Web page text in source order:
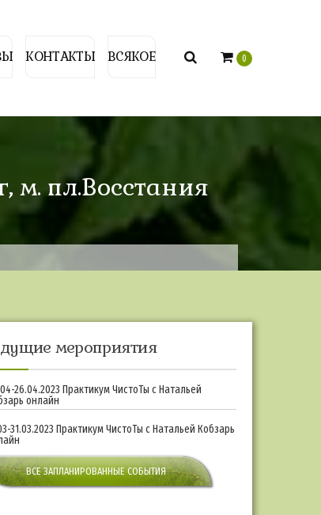
КОНТАКТЫ ВСЯКОЕ 0
м. пл.Восстания
мероприятия
Практикум ЧистоТы с Натальей
онлайн
Практикум ЧистоТы с Натальей Кобзарь
ВСЕ ЗАПЛАНИРОВАННЫЕ СОБЫТИЯ